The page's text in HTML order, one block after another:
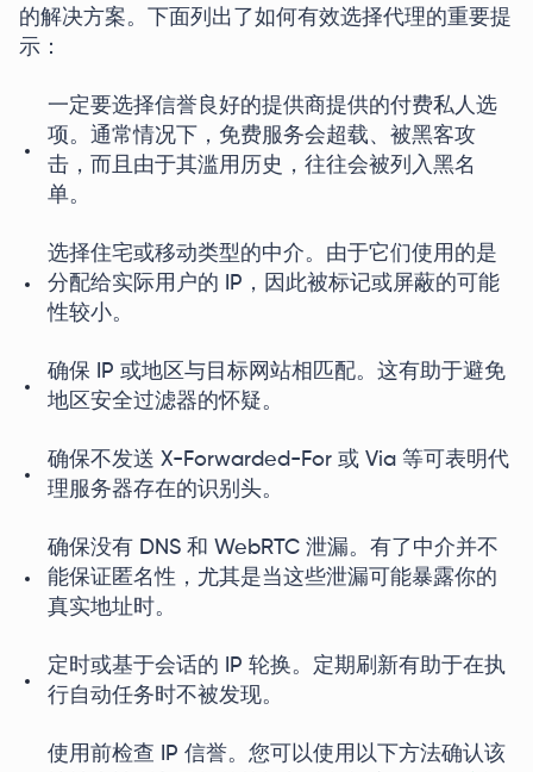
的解决方案。下面列出了如何有效选择代理的重要提
示：
一定要选择信誉良好的提供商提供的付费私人选
项。通常情况下，免费服务会超载、被黑客攻
击，而且由于其滥用历史，往往会被列入黑名
单。
选择住宅或移动类型的中介。由于它们使用的是
分配给实际用户的 IP，因此被标记或屏蔽的可能
性较小。
确保 IP 或地区与目标网站相匹配。这有助于避免
地区安全过滤器的怀疑。
确保不发送 X-Forwarded-For 或 Via 等可表明代
理服务器存在的识别头。
确保没有 DNS 和 WebRTC 泄漏。有了中介并不
能保证匿名性，尤其是当这些泄漏可能暴露你的
真实地址时。
定时或基于会话的 IP 轮换。定期刷新有助于在执
行自动任务时不被发现。
使用前检查 IP 信誉。您可以使用以下方法确认该